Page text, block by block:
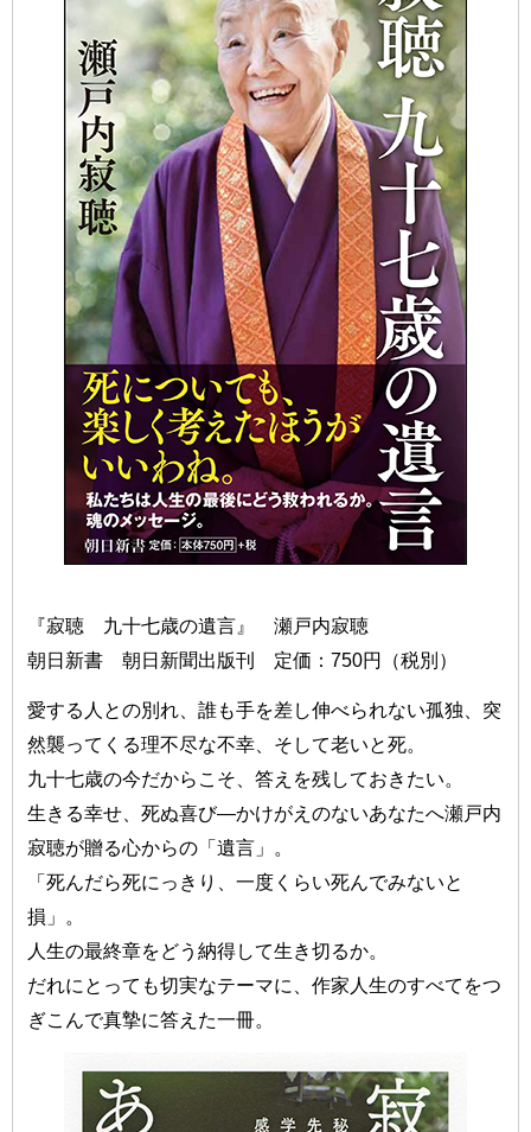
『寂聴 九十七歳の遺言』 瀬戸内寂聴
朝日新書 朝日新聞出版刊 定価：750円（税別）
愛する人との別れ、誰も手を差し伸べられない孤独、突
然襲ってくる理不尽な不幸、そして老いと死。
九十七歳の今だからこそ、答えを残しておきたい。
生きる幸せ、死ぬ喜び—かけがえのないあなたへ瀬戸内
寂聴が贈る心からの「遺言」。
「死んだら死にっきり、一度くらい死んでみないと
損」。
人生の最終章をどう納得して生き切るか。
だれにとっても切実なテーマに、作家人生のすべてをつ
ぎこんで真摯に答えた一冊。